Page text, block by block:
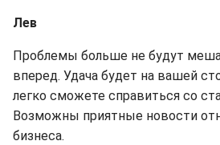
Лев
Проблемы больше не будут
вперед. Удача будет на вашей
легко сможете справиться со
Возможны приятные новости
бизнеса.